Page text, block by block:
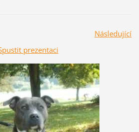
Následující
prezentaci